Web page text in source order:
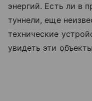
энергий. Есть ли в
туннели, еще
технические
увидеть эти